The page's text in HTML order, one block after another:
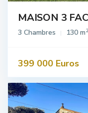
MAISON 3
3 Chambres 130 m
399 000 Euros